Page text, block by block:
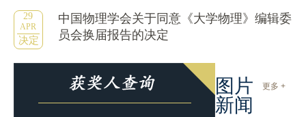
29
APR
决定
中国物理学会关于同意《大学物理》编辑委
员会换届报告的决定
更多 +
图片
新闻